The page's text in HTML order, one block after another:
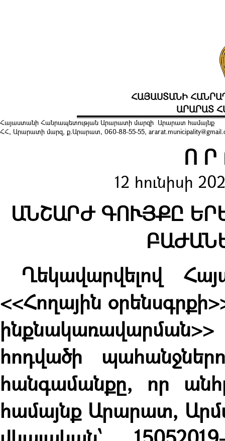
ՀԱՅԱՍՏԱՆԻ
ԱՐԱՐԱՏ
Հայաստանի Հանրապետության Արարատի մարզի Արարատ համայնք
ՀՀ, Արարատի մարզ, ք.Արարատ, 060-88-55-55,
Ո Ր
12 հունիսի
ԱՆՇԱՐԺ ԳՈՒՅՔԸ
Ղեկավարվելով
<<Հողային
հոդվածի
հանգամանքը, որ
համայնք Արարատ,